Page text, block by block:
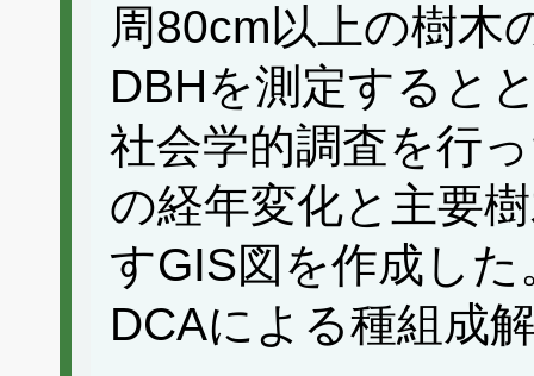
周80cm以上の樹木
DBHを測定すると
社会学的調査を行
の経年変化と主要
すGIS図を作成し
DCAによる種組成